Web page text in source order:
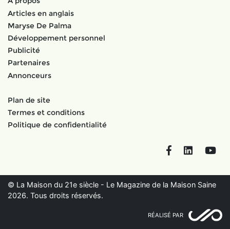
Articles en anglais
Maryse De Palma
Développement personnel
Publicité
Partenaires
Annonceurs
Plan de site
Termes et conditions
Politique de confidentialité
FacebookLinkedIn
© La Maison du 21e siècle - Le Magazine de la Maison Saine
2026. Tous droits réservés.
RÉALISÉ PAR